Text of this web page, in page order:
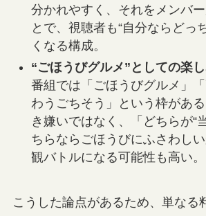
分かれやすく、それをメンバ
とで、視聴者も“自分ならどっ
くなる構成。
“ごほうびグルメ”としての楽
番組では「ごほうびグルメ」
わうごちそう」という枠があ
き嫌いではなく、「どちらが“
ちらならごほうびにふさわし
観バトルになる可能性も高い。
こうした論点があるため、単なる